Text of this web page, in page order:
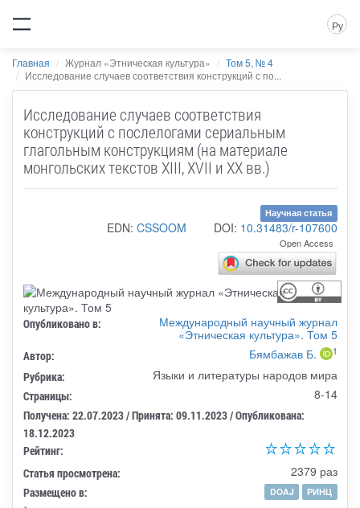
Ру
Главная Журнал «Этническая культура»
Том 5, № 4
Исследование случаев соответствия конструкций с по...
Исследование случаев соответствия
конструкций с послелогами сериальным
глагольным конструкциям (на материале
монгольских текстов XIII, XVII и XX вв.)
Научная статья
EDN: CSSOOM DOI: 10.31483/r-107600
Open Access
Опубликовано в:
Международный научный журнал
«Этническая культура». Том 5
Автор: Бямбажав Б. 1
Рубрика: Языки и литературы народов мира
Страницы: 8-14
Получена: 22.07.2023 / Принята: 09.11.2023 / Опубликована:
18.12.2023
Рейтинг:
Статья просмотрена:
2379 раз
Размещено в: DOAJ
РИНЦ